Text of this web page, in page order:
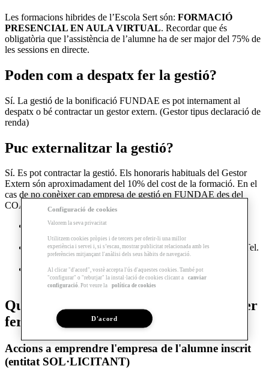
Les formacions hibrides de l’Escola Sert són: FORMACIÓ
PRESENCIAL EN AULA VIRTUAL. Recordar que és
obligatòria que l’assistència de l’alumne ha de ser major del 75% de
les sessions en directe.
Poden com a despatx fer la gestió?
Sí. La gestió de la bonificació FUNDAE es pot internament al
despatx o bé contractar un gestor extern. (Gestor tipus declaració de
renda)
Puc externalitzar la gestió?
Sí. Es pot contractar la gestió. Els honoraris habituals del Gestor
Extern són aproximadament del 10% del cost de la formació. En el
cas de no conèixer cap empresa de gestió en FUNDAE des del
COAC. Proposem 3 empreses per poder comparar i escollir:
Grup CIEF:rsancho@grupcief
www.grupcief.com
Egara formació:montse.vilamanya@egaraformacio.com
Tel.
93 733 98 20 www.egaraformacio.com
Consultae:e.herranz@consultae.esTel.91 510 23
www.consultae.es
Quines són les accions o procediment per
fer-ho?
Accions a emprendre l'empresa de l'alumne inscrit
(entitat SOL·LICITANT)
Configuració de cookies
Valorem la seva privacitat
Utilitzem cookies pròpies i de tercers per oferir-li una millor
experiència i servei i, si s’escau, mostrar publicitat relacionada amb les
preferències mitjançant l'anàlisi dels seus hàbits de navegació.
Al clicar "d'acord", vostè accepta l'ús d'aquestes cookies. També pot
"configurar" o "rebutjar" la instal·lació de cookies clicant a
canviar
configuració . Pot veure la política de cookies
D'acord